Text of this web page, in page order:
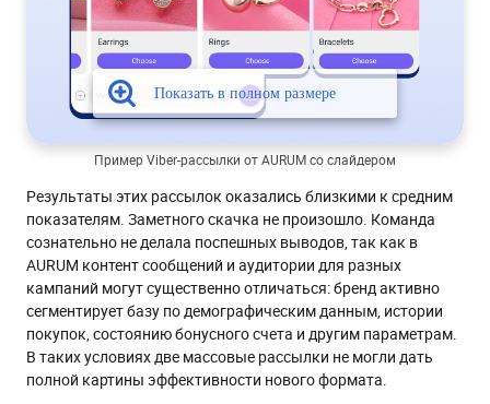
Пример Viber-рассылки от AURUM со слайдером
Результаты этих рассылок оказались близкими к средним
показателям. Заметного скачка не произошло. Команда
сознательно не делала поспешных выводов, так как в
AURUM контент сообщений и аудитории для разных
кампаний могут существенно отличаться: бренд активно
сегментирует базу по демографическим данным, истории
покупок, состоянию бонусного счета и другим параметрам.
В таких условиях две массовые рассылки не могли дать
полной картины эффективности нового формата.